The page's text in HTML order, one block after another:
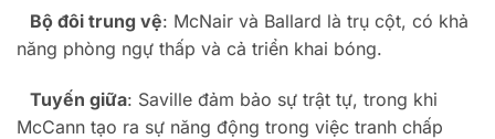
Bộ đôi trung vệ: McNair và Ballard là trụ cột, có khả
năng phòng ngự thấp và cả triển khai bóng.
Tuyến giữa: Saville đảm bảo sự trật tự, trong khi
McCann tạo ra sự năng động trong việc tranh chấp